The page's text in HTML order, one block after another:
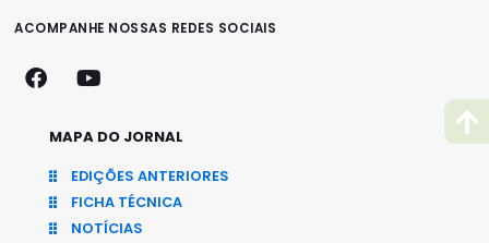
ACOMPANHE NOSSAS REDES SOCIAIS
MAPA DO JORNAL
EDIÇÕES ANTERIORES
FICHA TÉCNICA
NOTÍCIAS